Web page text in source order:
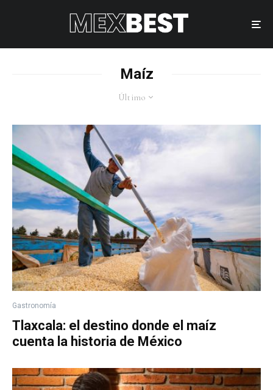
Maíz
Último
Gastronomía
Tlaxcala: el destino donde el maíz
cuenta la historia de México